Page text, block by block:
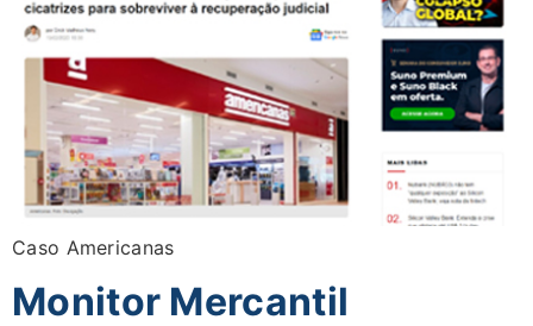
Caso Americanas
Monitor Mercantil